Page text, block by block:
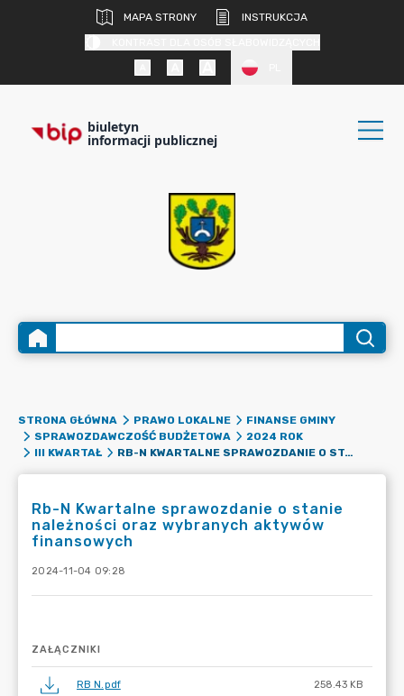
MAPA STRONY
INSTRUKCJA
biuletyn
informacji publicznej
STRONA GŁÓWNA PRAWO LOKALNE
FINANSE GMINY
SPRAWOZDAWCZOŚĆ BUDŻETOWA
2024 ROK
III KWARTAŁ
RB-N KWARTALNE SPRAWOZDANIE O STANIE NALEŻNOŚCI ORAZ WYBRANYCH AKTYWÓW FINANSOWYCH
Rb-N Kwartalne sprawozdanie o stanie
należności oraz wybranych aktywów
finansowych
2024-11-04 09:28
ZAŁĄCZNIKI
RB N.pdf 258.43 KB